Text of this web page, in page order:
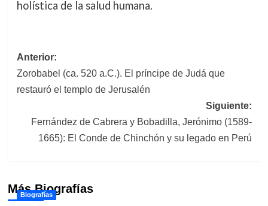
holística de la salud humana.
Navegación
de
entradas
Anterior:
Zorobabel (ca. 520 a.C.). El príncipe de Judá que
restauró el templo de Jerusalén
Siguiente:
Fernández de Cabrera y Bobadilla, Jerónimo (1589-
1665): El Conde de Chinchón y su legado en Perú
Más Biografías
Biografías